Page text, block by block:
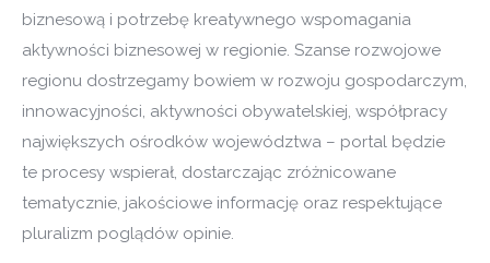
biznesową i potrzebę kreatywnego wspomagania
aktywności biznesowej w regionie. Szanse rozwojowe
regionu dostrzegamy bowiem w rozwoju gospodarczym,
innowacyjności, aktywności obywatelskiej, współpracy
największych ośrodków województwa – portal będzie
te procesy wspierał, dostarczając zróżnicowane
tematycznie, jakościowe informację oraz respektujące
pluralizm poglądów opinie.